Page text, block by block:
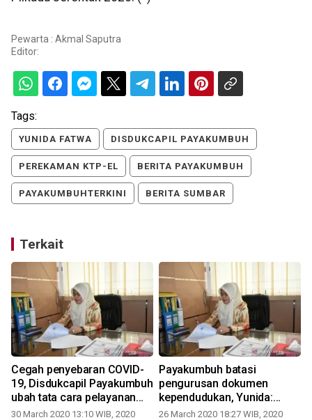
Pewarta : Akmal Saputra
Editor:
Tags:
YUNIDA FATWA DISDUKCAPIL PAYAKUMBUH
PEREKAMAN KTP-EL BERITA PAYAKUMBUH
PAYAKUMBUHTERKINI BERITA SUMBAR
Terkait
Cegah penyebaran COVID-
19, Disdukcapil Payakumbuh
ubah tata cara pelayanan
administrasi kependudukan
30 March 2020 13:10 WIB, 2020
Payakumbuh batasi
pengurusan dokumen
kependudukan, Yunida:
Hanya layani bersifat urgen
26 March 2020 18:27 WIB, 2020